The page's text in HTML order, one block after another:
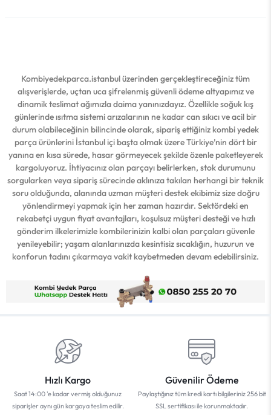
Kombiyedekparca.istanbul üzerinden gerçekleştireceğiniz tüm
alışverişlerde, uçtan uca şifrelenmiş güvenli ödeme altyapımız ve
dinamik teslimat ağımızla daima yanınızdayız. Özellikle soğuk kış
günlerinde ısıtma sistemi arızalarının ne kadar can sıkıcı ve acil bir
durum olabileceğinin bilincinde olarak, sipariş ettiğiniz kombi yedek
parça ürünlerini İstanbul içi başta olmak üzere Türkiye’nin dört bir
yanına en kısa sürede, hasar görmeyecek şekilde özenle paketleyerek
kargoluyoruz. İhtiyacınız olan parçayı belirlerken, stok durumunu
sorgularken veya sipariş sürecinde aklınıza takılan herhangi bir teknik
soru olduğunda, alanında uzman müşteri destek ekibimiz size doğru
yönlendirmeyi yapmak için her zaman hazırdır. Sektördeki en
rekabetçi uygun fiyat avantajları, koşulsuz müşteri desteği ve hızlı
gönderim ilkelerimizle kombilerinizin kalbi olan parçaları güvenle
yenileyebilir; yaşam alanlarınızda kesintisiz sıcaklığın, huzurun ve
konforun tadını çıkarmaya vakit kaybetmeden devam edebilirsiniz.
Hızlı Kargo
Saat 14:00 'e kadar vermiş olduğunuz
siparişler aynı gün kargoya teslim edilir.
Güvenilir Ödeme
Paylaştığınız tüm kredi kartı bilgileriniz 256 bit
SSL sertifikası ile korunmaktadır.